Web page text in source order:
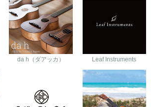
da h（ダアッカ） Leaf Instruments